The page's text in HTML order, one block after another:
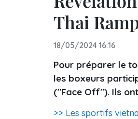
Thai
18/05/2024 16:16
Pour préparer le
les boxeurs
("Face Off"). Ils
>> Les sportifs